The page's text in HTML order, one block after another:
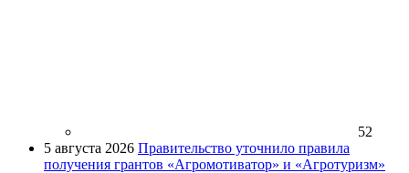
52
5 августа 2026 Правительство уточнило правила
получения грантов «Агромотиватор» и «Агротуризм»